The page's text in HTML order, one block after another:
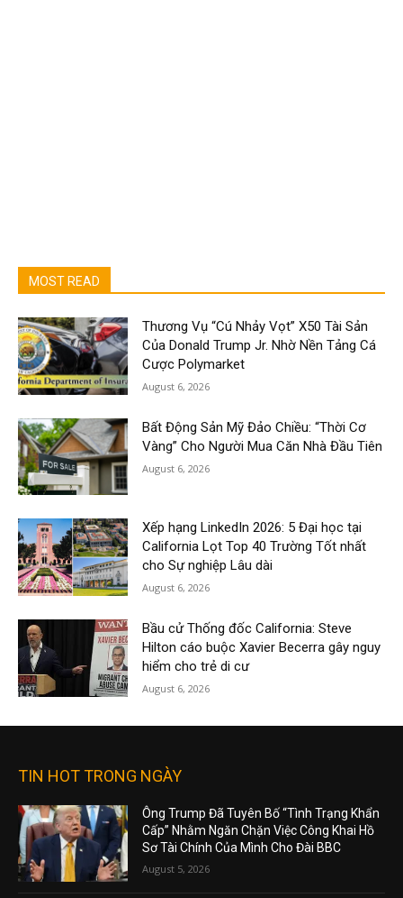
MOST READ
Thương Vụ “Cú Nhảy Vọt” X50 Tài Sản
Của Donald Trump Jr. Nhờ Nền Tảng Cá
Cược Polymarket
August 6, 2026
Bất Động Sản Mỹ Đảo Chiều: “Thời Cơ
Vàng” Cho Người Mua Căn Nhà Đầu Tiên
August 6, 2026
Xếp hạng LinkedIn 2026: 5 Đại học tại
California Lọt Top 40 Trường Tốt nhất
cho Sự nghiệp Lâu dài
August 6, 2026
Bầu cử Thống đốc California: Steve
Hilton cáo buộc Xavier Becerra gây nguy
hiểm cho trẻ di cư
August 6, 2026
TIN HOT TRONG NGÀY
Ông Trump Đã Tuyên Bố “Tình Trạng Khẩn
Cấp” Nhằm Ngăn Chặn Việc Công Khai Hồ
Sơ Tài Chính Của Mình Cho Đài BBC
August 5, 2026